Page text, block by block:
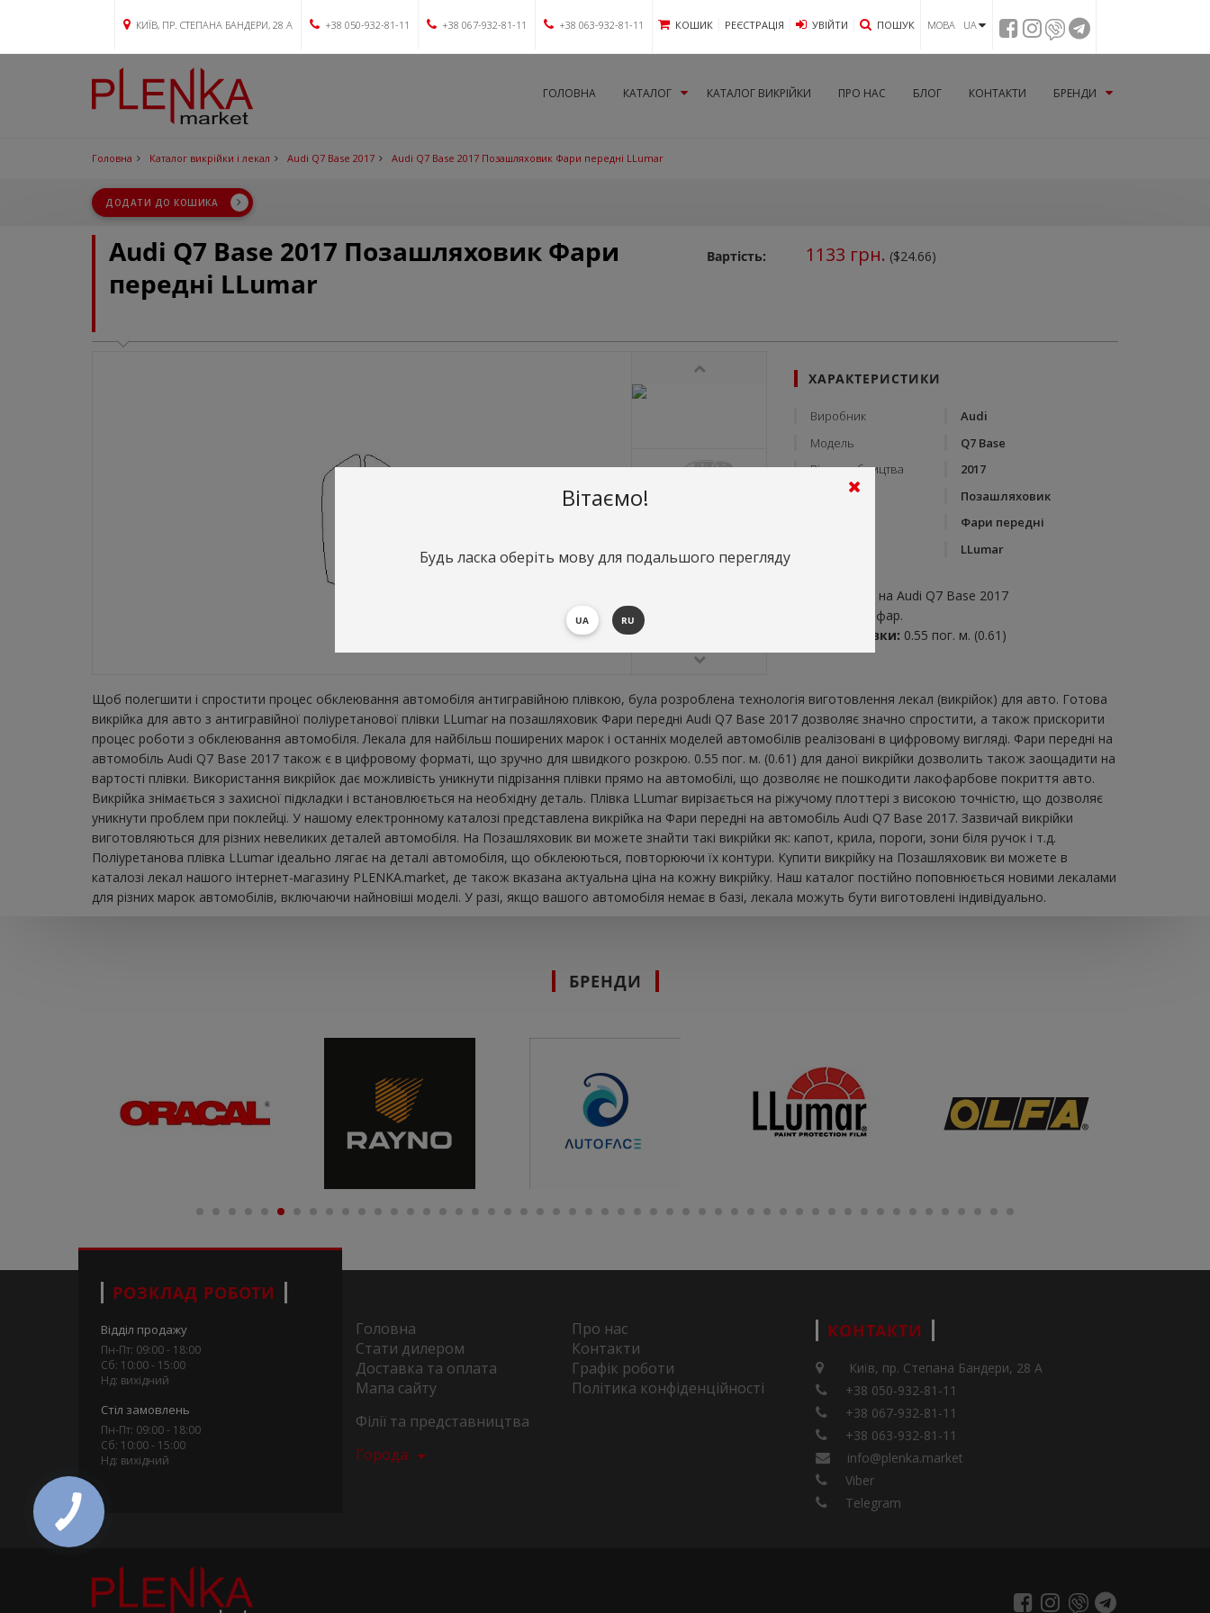
КИЇВ, ПР. СТЕПАНА БАНДЕРИ, 28 А +38 050-932-81-11 +38 067-932-81-11 +38 063-932-81-11 КОШИК РЕЄСТРАЦІЯ УВIЙТИ ПОШУК МОВА UA
ГОЛОВНА КАТАЛОГ КАТАЛОГ ВИКРІЙКИ ПРО НАС БЛОГ КОНТАКТИ БРЕНДИ
Головна Каталог викрійки і лекал Audi Q7 Base 2017 Audi Q7 Base 2017 Позашляховик Фари передні LLumar
ДОДАТИ ДО КОШИКА
Audi Q7 Base 2017 Позашляховик Фари
передні LLumar
Вартість: 1133 грн. ($24.66)
ХАРАКТЕРИСТИКИ
Виробник
Audi
Модель
Q7 Base
Рік виробництва
2017
Тип кузову
Позашляховик
Фари передні
LLumar
Фари передні на Audi Q7 Base 2017
Викрійка для фар.
Витрата плівки: 0.55 пог. м. (0.61)
Щоб полегшити і спростити процес обклеювання автомобіля антигравійною плівкою, була розроблена технологія виготовлення лекал (викрійок) для авто. Готова
викрійка для авто з антигравійної поліуретанової плівки LLumar на позашляховик Фари передні Audi Q7 Base 2017 дозволяє значно спростити, а також прискорити
процес роботи з обклеювання автомобіля. Лекала для найбільш поширених марок і останніх моделей автомобілів реалізовані в цифровому вигляді. Фари передні на
автомобіль Audi Q7 Base 2017 також є в цифровому форматі, що зручно для швидкого розкрою. 0.55 пог. м. (0.61) для даної викрійки дозволить також заощадити на
вартості плівки. Використання викрійок дає можливість уникнути підрізання плівки прямо на автомобілі, що дозволяє не пошкодити лакофарбове покриття авто.
Викрійка знімається з захисної підкладки і встановлюється на необхідну деталь. Плівка LLumar вирізається на ріжучому плоттері з високою точністю, що дозволяє
уникнути проблем при поклейці. У нашому електронному каталозі представлена ​​викрійка на Фари передні на автомобіль Audi Q7 Base 2017. Зазвичай викрійки
виготовляються для різних невеликих деталей автомобіля. На Позашляховик ви можете знайти такі викрійки як: капот, крила, пороги, зони біля ручок і т.д.
Поліуретанова плівка LLumar ідеально лягає на деталі автомобіля, що обклеюються, повторюючи їх контури. Купити викрійку на Позашляховик ви можете в
каталозі лекал нашого інтернет-магазину PLENKA.market, де також вказана актуальна ціна на кожну викрійку. Наш каталог постійно поповнюється новими лекалами
для різних марок автомобілів, включаючи найновіші моделі. У разі, якщо вашого автомобіля немає в базі, лекала можуть бути виготовлені індивідуально.
БРЕНДИ
РОЗКЛАД РОБОТИ
Відділ продажу
Пн-Пт: 09:00 - 18:00
Сб: 10:00 - 15:00
Нд: вихідний
Стіл замовлень
Пн-Пт: 09:00 - 18:00
Сб: 10:00 - 15:00
Нд: вихідний
Головна
Про нас
Стати дилером
Контакти
Доставка та оплата
Графік роботи
Мапа сайту
Політика конфіденційності
Філії та представництва
Города
КОНТАКТИ
Київ, пр. Степана Бандери, 28 А
+38 050-932-81-11
+38 067-932-81-11
+38 063-932-81-11
info@plenka.market
Viber
Telegram
Вітаємо!
Будь ласка оберіть мову для подальшого перегляду
UA RU